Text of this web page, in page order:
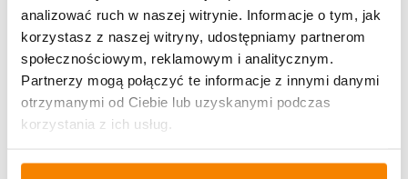
analizować ruch w naszej witrynie. Informacje o tym, jak
korzystasz z naszej witryny, udostępniamy partnerom
społecznościowym, reklamowym i analitycznym.
Partnerzy mogą połączyć te informacje z innymi danymi
otrzymanymi od Ciebie lub uzyskanymi podczas
korzystania z ich usług.
Polecamy:
Elegancki lampion solarny na pomnik Książka z
migającym"żywym" płomieniem (Patyna)